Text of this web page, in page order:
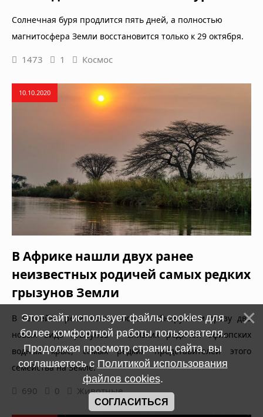
Солнечная буря продлится пять дней, а полностью
магнитосфера Земли восстановится только к 29 октября.
1473 1 Космос
10.10.2020
В Африке нашли двух ранее
неизвестных родичей самых редких
грызунов Земли
В бассейне реки Конго зоологи обнаружили сразу два
новых вида грызунов – близких родичей эфиопских
водных крыс, самых редких представителей этого
семейства на Земле.
690 0 Животные
Этот сайт использует файлы cookies для
более комфортной работы пользователя.
Продолжая просмотр страниц сайта, вы
соглашаетесь с Политикой использования
файлов cookies.
СОГЛАСИТЬСЯ